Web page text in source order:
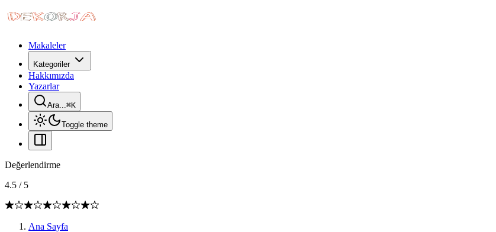
Makaleler
Kategoriler
Hakkımızda
Yazarlar
Ara...⌘K
Toggle theme
Değerlendirme
4.5 / 5
Ana Sayfa